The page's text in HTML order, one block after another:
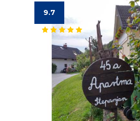
9.7